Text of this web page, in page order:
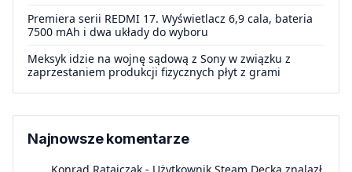
Premiera serii REDMI 17. Wyświetlacz 6,9 cala, bateria
7500 mAh i dwa układy do wyboru
Meksyk idzie na wojnę sądową z Sony w związku z
zaprzestaniem produkcji fizycznych płyt z grami
Najnowsze komentarze
Konrad Ratajczak - Użytkownik Steam Decka znalazł